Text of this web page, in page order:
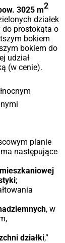
3025 m2
działek
do prostokąta o
bokiem
bokiem do
udział
(w cenie).
planie
następujące
;
, w
działki,”